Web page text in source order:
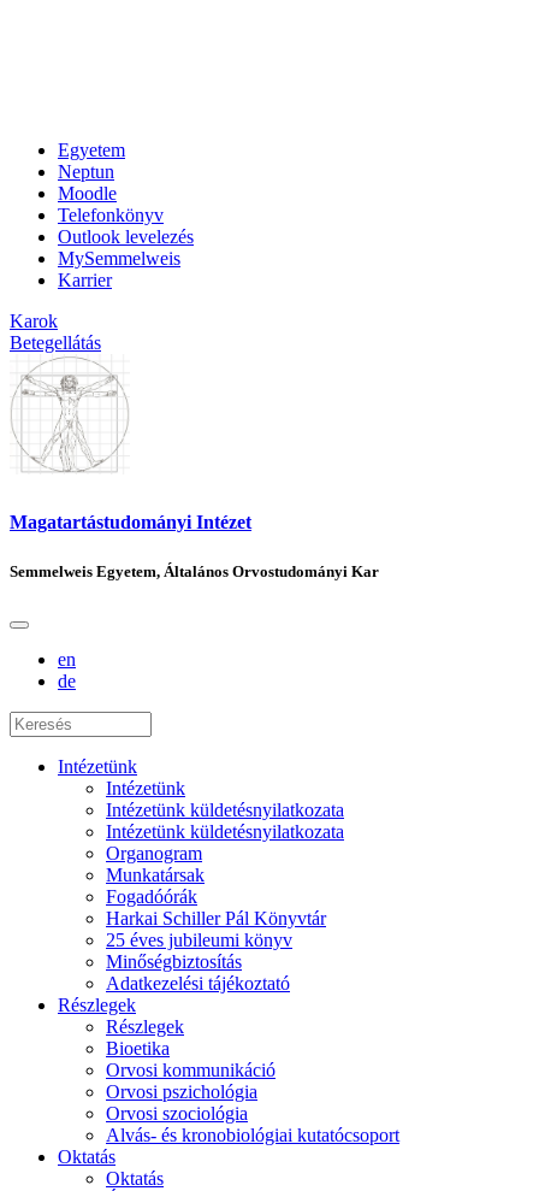
Egyetem
Neptun
Moodle
Telefonkönyv
Outlook levelezés
MySemmelweis
Karrier
Karok
Betegellátás
Magatartástudományi Intézet
Semmelweis Egyetem, Általános Orvostudományi Kar
en
de
Intézetünk
Intézetünk
Intézetünk küldetésnyilatkozata
Intézetünk küldetésnyilatkozata
Organogram
Munkatársak
Fogadóórák
Harkai Schiller Pál Könyvtár
25 éves jubileumi könyv
Minőségbiztosítás
Adatkezelési tájékoztató
Részlegek
Részlegek
Bioetika
Orvosi kommunikáció
Orvosi pszichológia
Orvosi szociológia
Alvás- és kronobiológiai kutatócsoport
Oktatás
Oktatás